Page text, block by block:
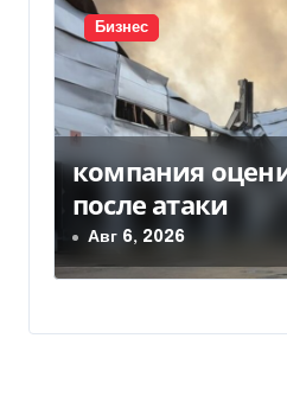
Бизнес
компания
после атаки
Авг 6, 2026